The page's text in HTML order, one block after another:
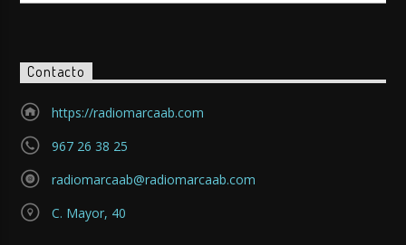
Contacto
https://radiomarcaab.com
967 26 38 25
radiomarcaab@radiomarcaab.com
C. Mayor, 40